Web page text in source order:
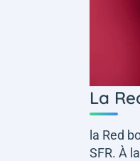
La
la Red
SFR. À